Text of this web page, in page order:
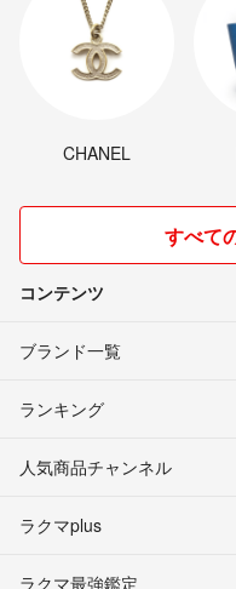
CHANEL
すべて
コンテンツ
ブランド一覧
ランキング
人気商品チャンネル
ラクマplus
ラクマ最強鑑定